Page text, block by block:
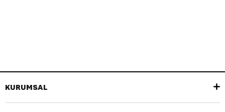
KURUMSAL